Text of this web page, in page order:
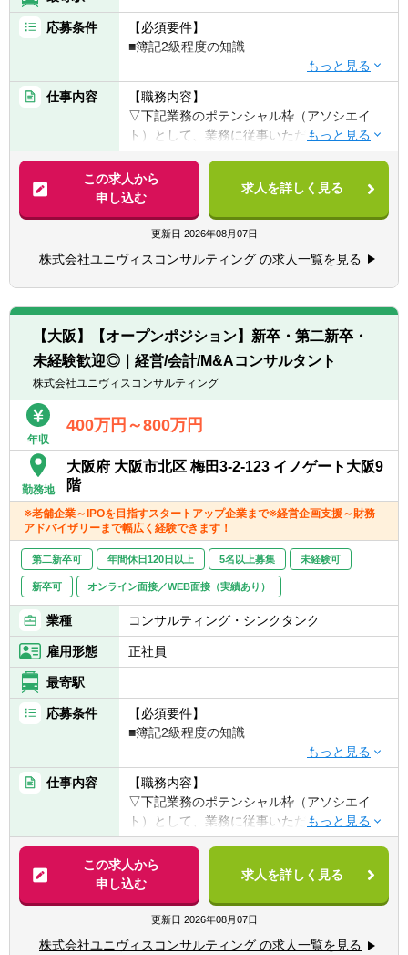
・9名の組織、財務会計系システム導入や監
査法人出身、事業会社経理部、会計コンサル
出身の方がおります。
■入社後の流れ
早期からご活躍頂けるように、中途入社の
方・新卒入社の方関係なく充実した研修を用
意しています。
研修を受講し、業務に必要な基礎知識を習得
頂いてから現場配属となります。
※原則として入社される方全員が研修の対象
プ、研修無しとなる場合もございます。
※入社前に関連書籍の貸し出しを行いますの
で、事前学習にご利用いただけます。
す。基礎知識を習得するほか、既存社員との
ランチ会や現場上長、入社日が近い方との交
流 もあります。
研修内容は下記になります。
▼STEP1
簿記・IT・社内ルールなどの研修
DivaSystem研修
応募条件
【必須要件】
■簿記2級程度の知識
【歓迎要件】
■M＆A領域、会計業務に対する興味・関心
■実務におけるデータ分析、リサーチの経験
■公認会計士試験勉強中の方/過去に受験経験
のある方
■税理士試験勉強中の方/過去に受験経験のあ
る方
■監査法人、税理士事務所、会計事務所での
業務経験がある方
仕事内容
【職務内容】
▽下記業務のポテンシャル枠（アソシエイ
ト）として、業務に従事いただきます。
■事業計画策定
■IPO支援業務
■M&Aにかかるデューデリ、株価算定業務
■経営企画支援業務
■CFO代行
■ハンズオン型の再生業務他
ユニヴィスグループでは、特定の職種に限定
せず、応募者の経験・スキル・志向に応じて
最適なポジションを提案する「オープンポジ
ション」制度を導入しています。
これにより、応募者の可能性を最大限に引き
出し、成長を促進する環境を提供します。
第二新卒から経験豊富なキャリア層まで幅広
く募集しており、柔軟なキャリアパスの構築
※拠点により、担当業務が異なります。
東京：全部門
大阪：会計/経営コンサル、FAS、M&A仲介
名古屋：会計/経営コンサルのみ
福岡：会計/経営コンサルのみ
北海道：会計/経営コンサルのみ
この求人から
申し込む
求人を詳しく見る
更新日 2026年08月07日
株式会社ユニヴィスコンサルティング の求人一覧を見る
【大阪】【オープンポジション】新卒・第二新卒・
未経験歓迎◎｜経営/会計/M&Aコンサルタント
株式会社ユニヴィスコンサルティング
年収
400万円～800万円
勤務地
大阪府 大阪市北区 梅田3-2-123 イノゲート大阪9
階
※老舗企業～IPOを目指すスタートアップ企業まで※経営企画支援～財務
アドバイザリーまで幅広く経験できます！
第二新卒可 年間休日120日以上 5名以上募集 未経験可
新卒可 オンライン面接／WEB面接（実績あり）
業種 コンサルティング・シンクタンク
雇用形態 正社員
最寄駅
応募条件
【必須要件】
■簿記2級程度の知識
【歓迎要件】
■M＆A領域、会計業務に対する興味・関心
■実務におけるデータ分析、リサーチの経験
■公認会計士試験勉強中の方/過去に受験経験
のある方
■税理士試験勉強中の方/過去に受験経験のあ
る方
■監査法人、税理士事務所、会計事務所での
業務経験がある方
仕事内容
【職務内容】
▽下記業務のポテンシャル枠（アソシエイ
ト）として、業務に従事いただきます。
■事業計画策定
■IPO支援業務
■M&Aにかかるデューデリ、株価算定業務
■経営企画支援業務
■CFO代行
■ハンズオン型の再生業務他
この求人から
申し込む
求人を詳しく見る
更新日 2026年08月07日
株式会社ユニヴィスコンサルティング の求人一覧を見る